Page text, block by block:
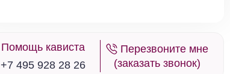
677200 в наличии
Помощь кависта
+7 495 928 28 26
Перезвоните мне
(заказать звонок)